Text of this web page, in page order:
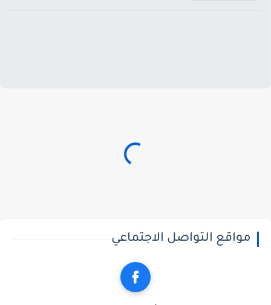
مواقع التواصل الاجتماعي